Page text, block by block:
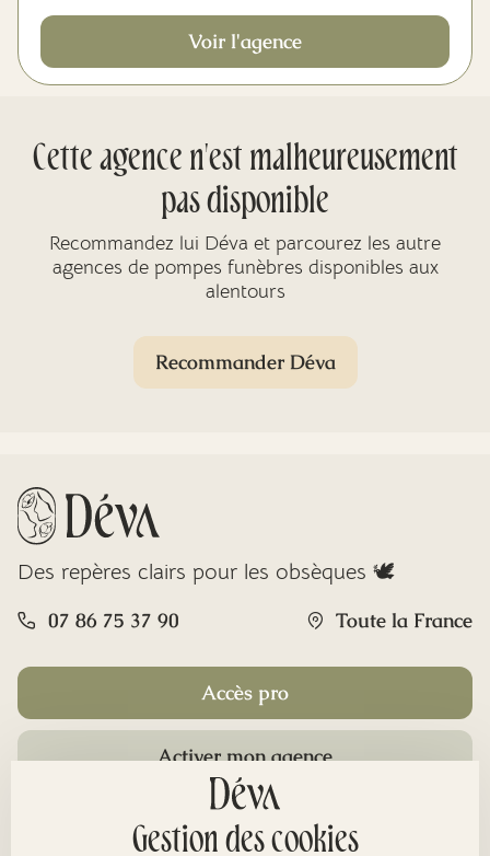
Voir l'agence
Cette agence n'est malheureusement
pas disponible
Recommandez lui Déva et parcourez les autre
agences de pompes funèbres disponibles aux
alentours
Recommander Déva
Des repères clairs pour les obsèques 🕊️
07 86 75 37 90 Toute la France
Accès pro
Activer mon agence
Gestion des cookies